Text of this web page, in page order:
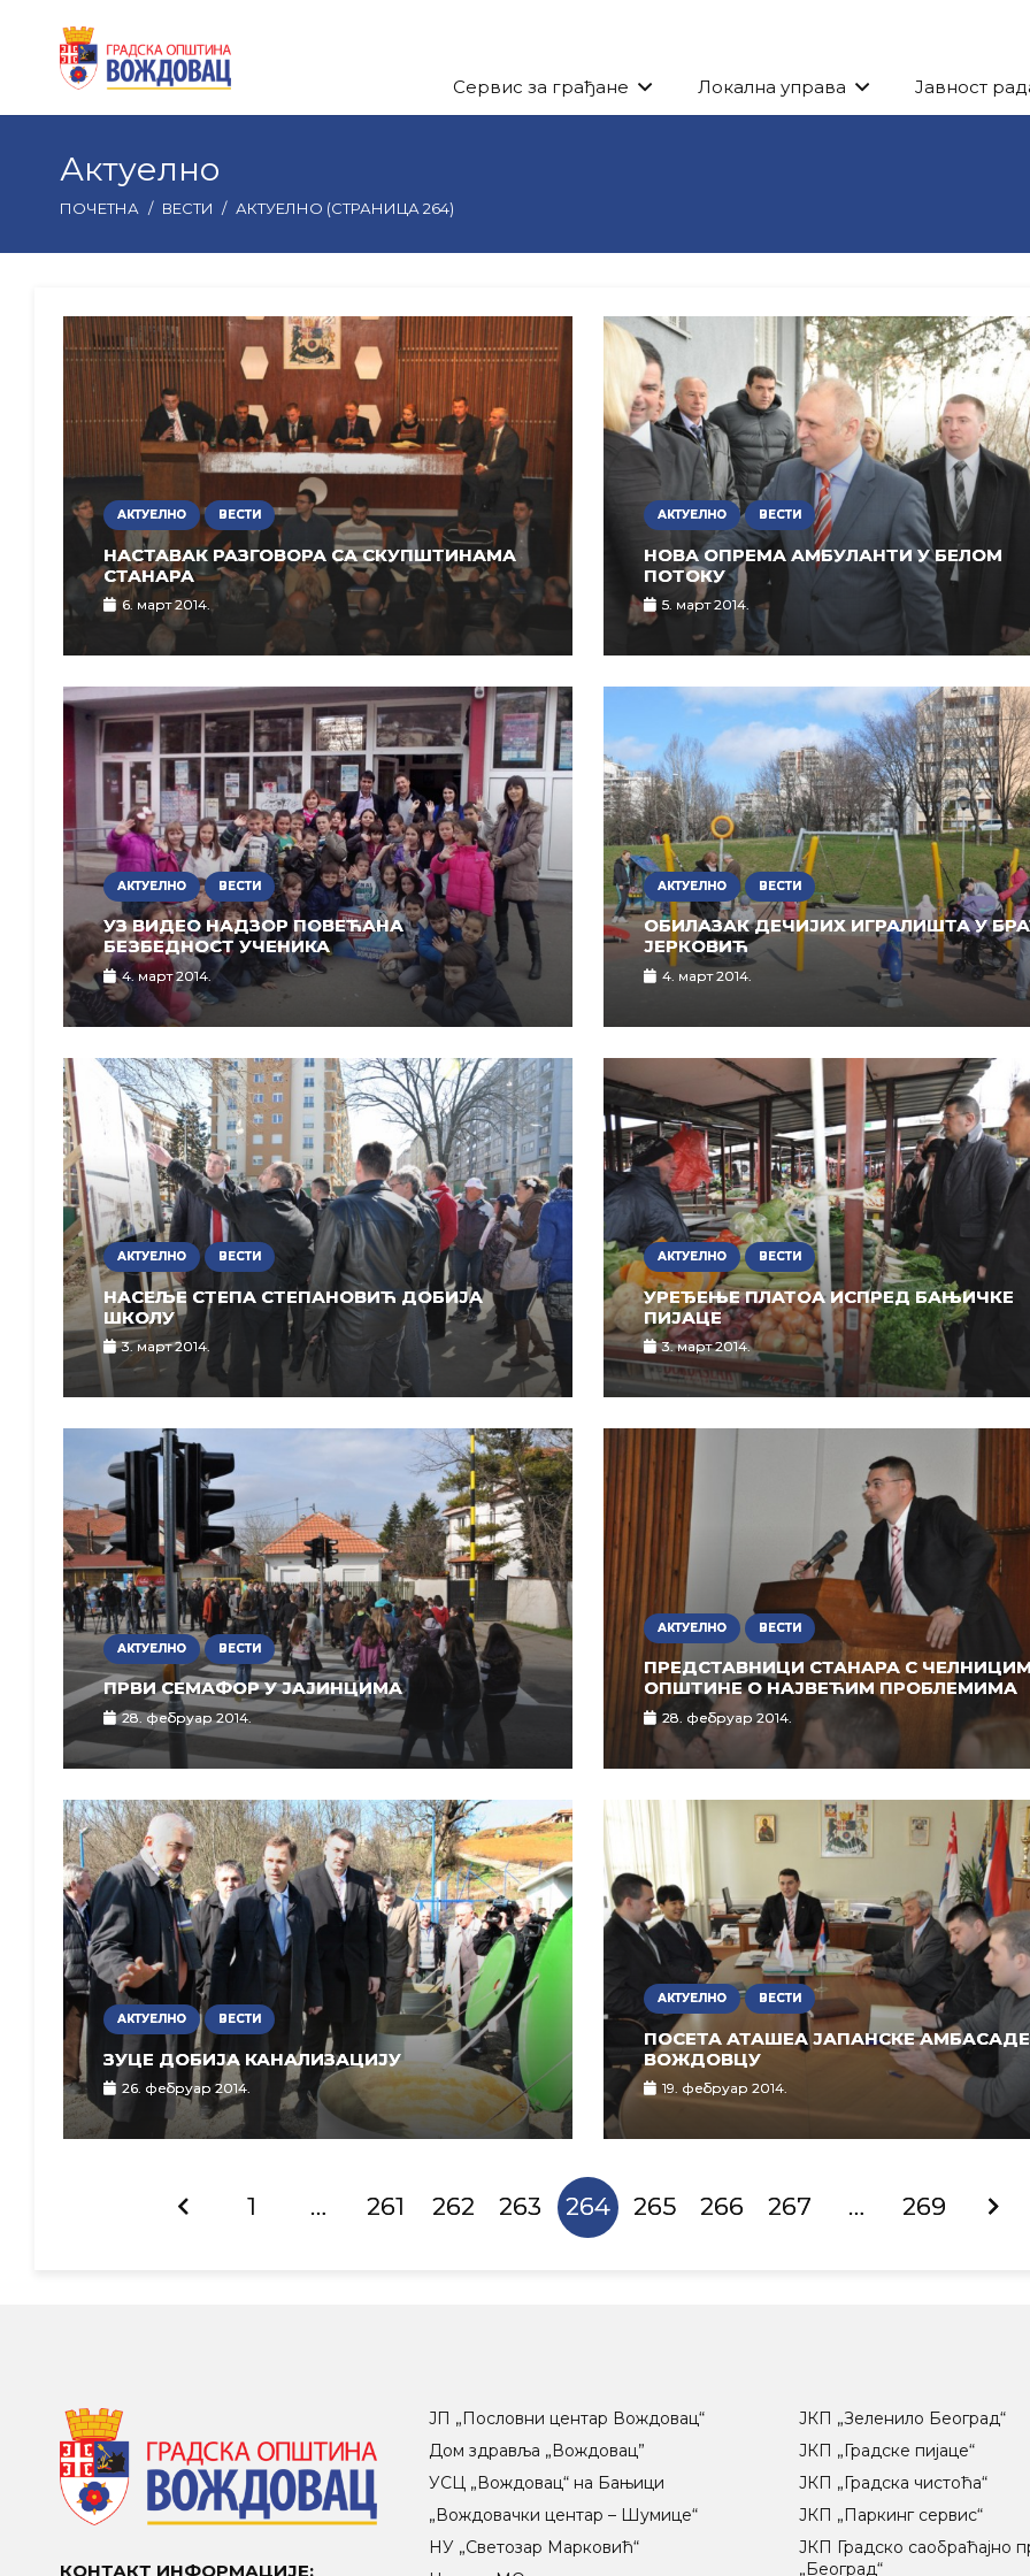
Сервис за грађане Локална управа Јавност
Актуелно
ПОЧЕТНА / ВЕСТИ / АКТУЕЛНО (СТРАНИЦА 264)
АКТУЕЛНО ВЕСТИ
НАСТАВАК РАЗГОВОРА СА СКУПШТИНАМА
СТАНАРА
6. март 2014.
АКТУЕЛНО ВЕСТИ
НОВА ОПРЕМА АМБУЛАНТИ У БЕЛОМ
ПОТОКУ
5. март 2014.
АКТУЕЛНО ВЕСТИ
УЗ ВИДЕО НАДЗОР ПОВЕЋАНА
БЕЗБЕДНОСТ УЧЕНИКА
4. март 2014.
АКТУЕЛНО ВЕСТИ
ОБИЛАЗАК ДЕЧИЈИХ ИГРАЛИШТА У
ЈЕРКОВИЋ
4. март 2014.
АКТУЕЛНО ВЕСТИ
НАСЕЉЕ СТЕПА СТЕПАНОВИЋ ДОБИЈА
ШКОЛУ
3. март 2014.
АКТУЕЛНО ВЕСТИ
УРЕЂЕЊЕ ПЛАТОА ИСПРЕД БАЊИЧКЕ
ПИЈАЦЕ
3. март 2014.
АКТУЕЛНО ВЕСТИ
ПРВИ СЕМАФОР У ЈАЈИНЦИМА
28. фебруар 2014.
АКТУЕЛНО ВЕСТИ
ПРЕДСТАВНИЦИ СТАНАРА С
ОПШТИНЕ О НАЈВЕЋИМ ПРОБЛЕМИМА
28. фебруар 2014.
АКТУЕЛНО ВЕСТИ
ЗУЦE ДОБИЈА КАНАЛИЗАЦИЈУ
26. фебруар 2014.
АКТУЕЛНО ВЕСТИ
ПОСЕТА АТАШЕА ЈАПАНСКЕ АМБАСАДЕ
ВОЖДОВЦУ
19. фебруар 2014.
1 … 261 262 263 264 265 266 267 … 269
КОНТАКТ ИНФОРМАЦИЈЕ:
ЈП „Пословни центар Вождовац“
Дом здравља „Вождовац”
УСЦ „Вождовац“ на Бањици
„Вождовачки центар – Шумице“
НУ „Светозар Марковић“
ЈКП „Зеленило Београд“
ЈКП „Градске пијаце“
ЈКП „Градска чистоћа“
ЈКП „Паркинг сервис“
ЈКП Градско саобраћајно
„Београд“